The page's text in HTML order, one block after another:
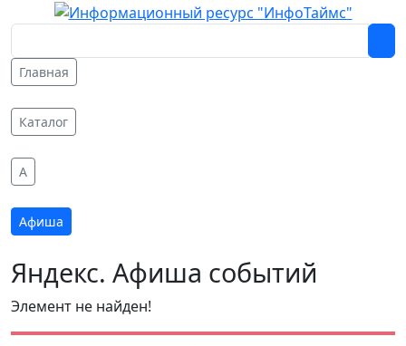
Главная
Каталог
A
Афиша
Яндекс. Афиша событий
Элемент не найден!